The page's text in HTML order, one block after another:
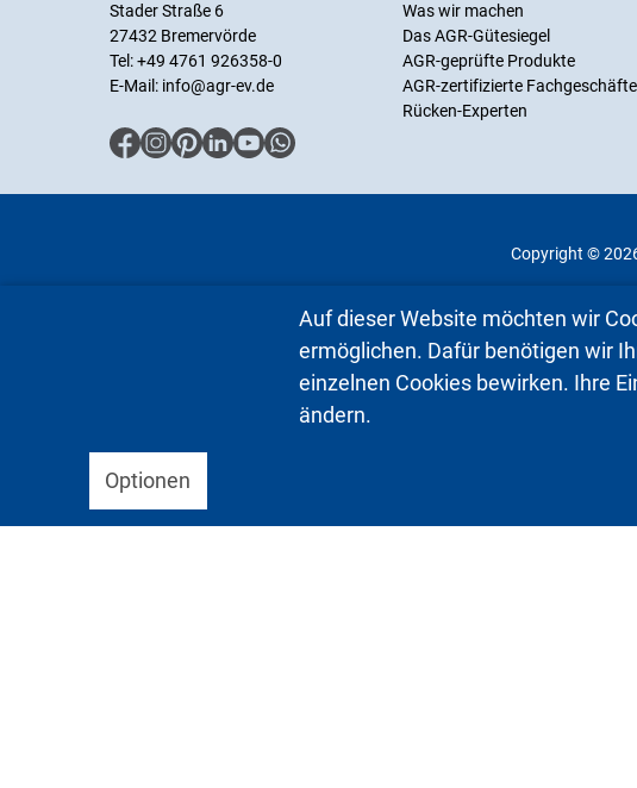
Stader Straße 6
27432 Bremervörde
Tel: +49 4761 926358-0
E-Mail: info@agr-ev.de
Was wir machen
Das AGR-Gütesiegel
AGR-geprüfte Produkte
AGR-zertifizierte Fachgeschäfte
Rücken-Experten
Copyright ©
Auf dieser Website möchten wir
ermöglichen. Dafür benötigen wir
einzelnen Cookies bewirken. Ihre
ändern.
Optionen